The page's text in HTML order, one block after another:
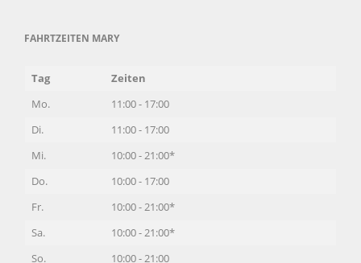
FAHRTZEITEN MARY
Tag
Zeiten
Mo.
11:00 - 17:00
Di.
11:00 - 17:00
Mi.
10:00 - 21:00*
Do.
10:00 - 17:00
Fr.
10:00 - 21:00*
Sa.
10:00 - 21:00*
So.
10:00 - 21:00